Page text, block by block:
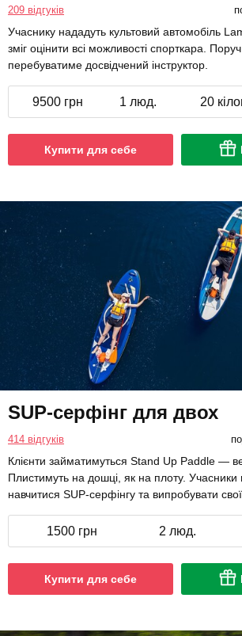
209 відгуків
Учаснику нададуть культовий автомобіль
зміг оцінити всі можливості спорткара.
перебуватиме досвідчений інструктор.
9500 грн 1 люд. 20
Купити для себе
SUP-серфінг для двох
414 відгуків
Клієнти займатимуться Stand Up Paddle —
Плистимуть на дошці, як на плоту. Учасники
навчитися SUP-серфінгу та випробувати
1500 грн 2 люд.
Купити для себе